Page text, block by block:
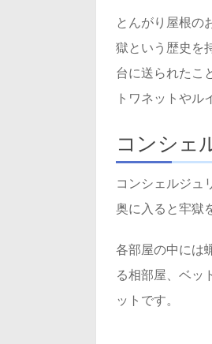
とんがり屋根の
獄という歴史を
台に送られたこ
トワネットやル
コンシェ
コンシェルジュ
奥に入ると牢獄
各部屋の中には
る相部屋、ベッ
ットです。